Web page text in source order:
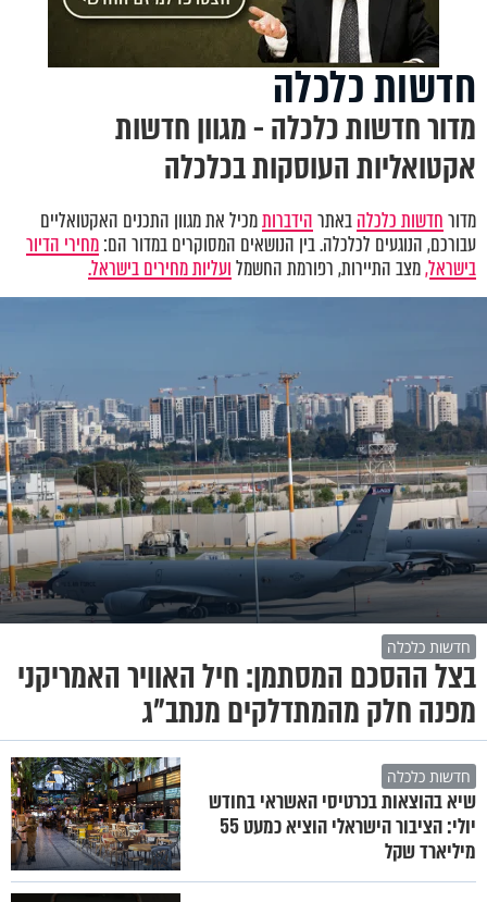
חדשות כלכלה
מדור חדשות כלכלה - מגוון חדשות
אקטואליות העוסקות בכלכלה
מדורחדשות כלכלהבאתרהידברותמכיל את מגוון התכנים האקטואליים
עבורכם, הנוגעים לכלכלה. בין הנושאים המסוקרים במדור הם:מחירי הדיור
בישראל,מצב התיירות, רפורמת החשמלועליות מחירים בישראל.
חדשות כלכלה
בצל ההסכם המסתמן: חיל האוויר האמריקני
מפנה חלק מהמתדלקים מנתב"ג
חדשות כלכלה
שיא בהוצאות בכרטיסי האשראי בחודש
יולי: הציבור הישראלי הוציא כמעט 55
מיליארד שקל